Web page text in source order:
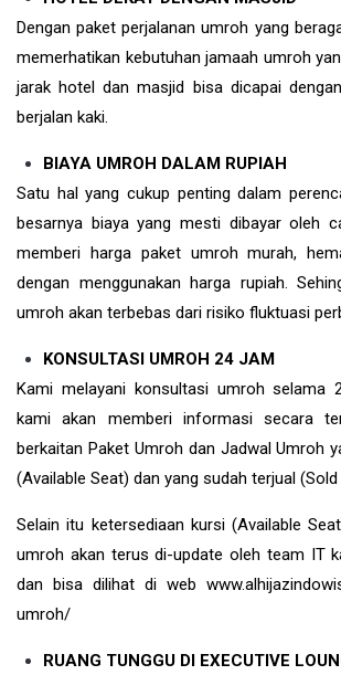
Dengan paket perjalanan umroh yang
memerhatikan kebutuhan jamaah umroh
jarak hotel dan masjid bisa dicapai
berjalan kaki.
BIAYA UMROH DALAM RUPIAH
Satu hal yang cukup penting dalam
besarnya biaya yang mesti dibayar oleh
memberi harga paket umroh murah,
dengan menggunakan harga rupiah.
umroh akan terbebas dari risiko fluktuasi
KONSULTASI UMROH 24 JAM
Kami melayani konsultasi umroh selama
kami akan memberi informasi secara
berkaitan Paket Umroh dan Jadwal Umroh
(Available Seat) dan yang sudah terjual (Sold
Selain itu ketersediaan kursi (Available
umroh akan terus di-update oleh team IT
dan bisa dilihat di web
umroh/
RUANG TUNGGU DI EXECUTIVE